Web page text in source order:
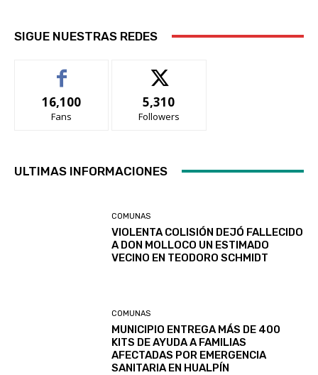
SIGUE NUESTRAS REDES
16,100
Fans
5,310
Followers
ULTIMAS INFORMACIONES
COMUNAS
VIOLENTA COLISIÓN DEJÓ FALLECIDO
A DON MOLLOCO UN ESTIMADO
VECINO EN TEODORO SCHMIDT
COMUNAS
MUNICIPIO ENTREGA MÁS DE 400
KITS DE AYUDA A FAMILIAS
AFECTADAS POR EMERGENCIA
SANITARIA EN HUALPÍN